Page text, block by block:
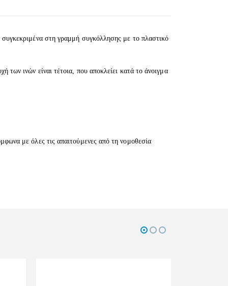
στη γραμμή συγκόλλησης με το πλαστικό
των ινών είναι τέτοια, που αποκλείει κατά το άνοιγμα
με όλες τις απαιτούμενες από τη νομοθεσία